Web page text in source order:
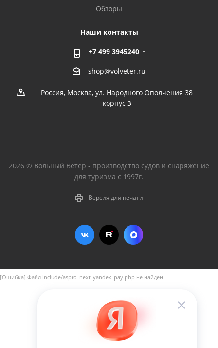
Обзоры
Наши контакты
+7 499 3945240
shop@volveter.ru
Россия, Москва, ул. Народного Ополчения 38
корпус 3
2026 © Вольный Ветер - производство судов и снаряжение
для туризма с 1997г.
Версия для печати
[Ошибка] Файл include/aspro_next_yandex_pay.php не найден